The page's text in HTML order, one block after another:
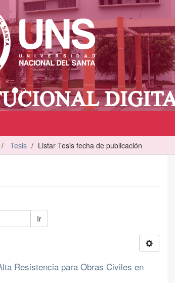
Tesis Listar Tesis fecha de publicación
Ir
Resistencia para Obras Civiles en